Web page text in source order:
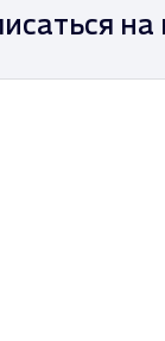
на